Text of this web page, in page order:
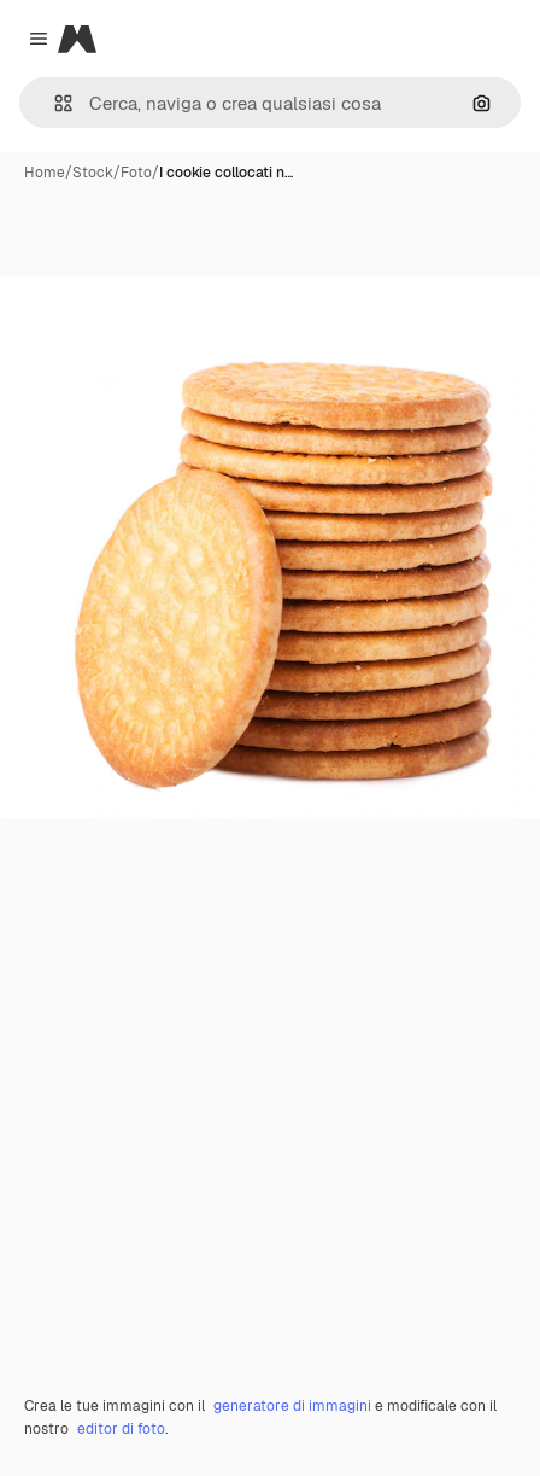
Close menu
Magnific
Cerca
Home/Stock/Foto/I cookie collocati n…
Crea le tue immagini con il generatore di immagini e modificale con il
nostro editor di foto.